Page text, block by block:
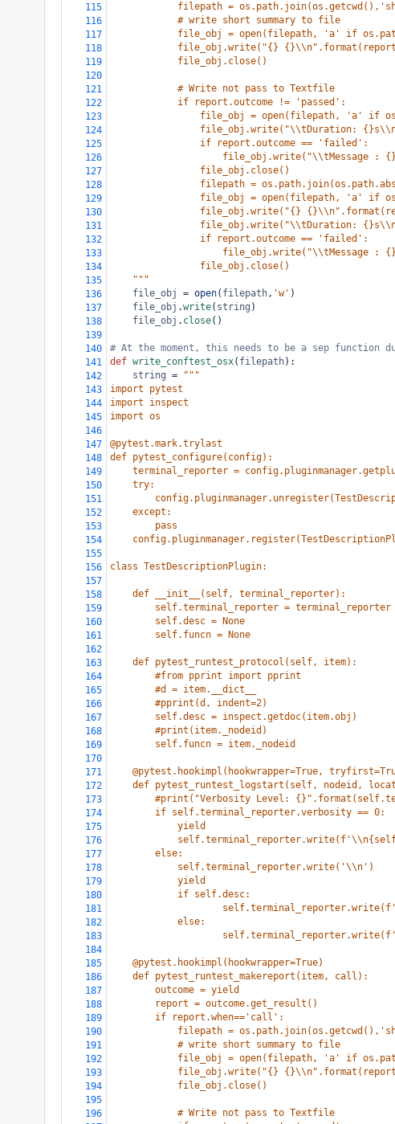
115
filepath =
116
            # write short summary to file
117
file_obj = open(filepath, 'a' if
118
file_obj.write("{}
119
            file_obj.close()
120
121
            # Write not pass to Textfile
122
            if report.outcome != 'passed':
123
file_obj = open(filepath, 'a' if
124
file_obj.write("\\tDuration:
125
                if report.outcome == 'failed':
126
file_obj.write("\\tMessage :
127
                file_obj.close()
128
filepath =
129
file_obj = open(filepath, 'a' if
130
file_obj.write("{}
131
file_obj.write("\\tDuration:
132
                if report.outcome == 'failed':
133
file_obj.write("\\tMessage :
134
                file_obj.close()
135
    """
136
file_obj = open( filepath, 'w' )
137
file_obj .write( string )
138
file_obj . close()
139
140
# At the moment, this needs to be a sep function
141
def write_conftest_osx( filepath):
142
string =
"""
143
import pytest
144
import inspect
145
import os
146
147
@pytest.mark.trylast
148
def pytest_configure(config):
149
terminal_reporter =
150
    try:
151
152
    except:
153
        pass
154
155
156
class TestDescriptionPlugin:
157
158
    def __init__(self, terminal_reporter):
159
        self.terminal_reporter = terminal_reporter
160
        self.desc = None
161
        self.funcn = None
162
163
    def pytest_runtest_protocol(self, item):
164
        #from pprint import pprint
165
        #d = item.__dict__
166
        #pprint(d, indent=2)
167
        self.desc = inspect.getdoc(item.obj)
168
        #print(item._nodeid)
169
        self.funcn = item._nodeid
170
171
@pytest.hookimpl(hookwrapper=True,
172
def pytest_runtest_logstart(self, nodeid,
173
#print("Verbosity Level:
174
        if self.terminal_reporter.verbosity == 0:
175
            yield
176
177
        else:
178
            self.terminal_reporter.write('\\n')
179
            yield
180
            if self.desc:
181
182
            else:
183
184
185
    @pytest.hookimpl(hookwrapper=True)
186
    def pytest_runtest_makereport(item, call):
187
        outcome = yield
188
        report = outcome.get_result()
189
        if report.when=='call':
190
filepath =
191
            # write short summary to file
192
file_obj = open(filepath, 'a' if
193
file_obj.write("{}
194
            file_obj.close()
195
196
            # Write not pass to Textfile